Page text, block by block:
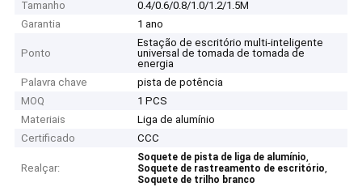
Tamanho
0.4/0.6/0.8/1.0/1.2/1.5M
Garantia
1 ano
Ponto
Estação de escritório multi-inteligente
universal de tomada de tomada de
energia
Palavra chave
pista de potência
MOQ
1 PCS
Materiais
Liga de alumínio
Certificado
CCC
Realçar:
Soquete de pista de liga de alumínio,
Soquete de rastreamento de escritório,
Soquete de trilho branco